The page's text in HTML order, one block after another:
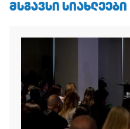
ᲛᲡᲒᲐᲕᲡᲘ ᲡᲘᲐᲮᲚᲔᲔᲑᲘ